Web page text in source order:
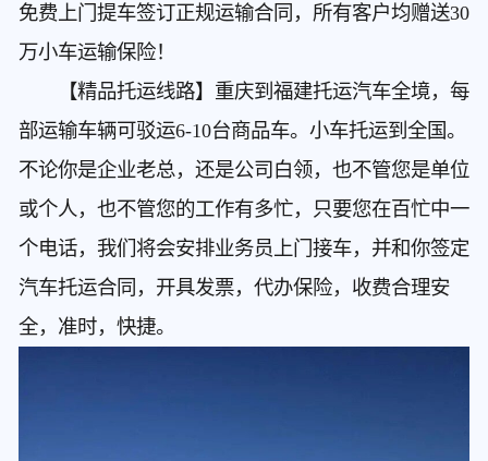
免费上门提车签订正规运输合同，所有客户均赠送30
万小车运输保险！
【精品托运线路】重庆到福建托运汽车全境，每
部运输车辆可驳运6-10台商品车。小车托运到全国。
不论你是企业老总，还是公司白领，也不管您是单位
或个人，也不管您的工作有多忙，只要您在百忙中一
个电话，我们将会安排业务员上门接车，并和你签定
汽车托运合同，开具发票，代办保险，收费合理安
全，准时，快捷。